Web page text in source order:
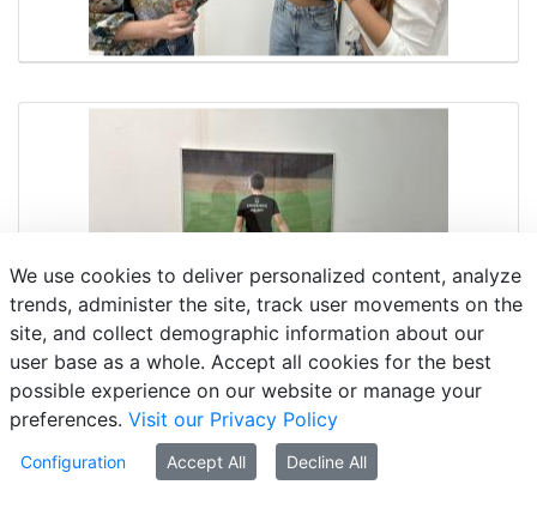
We use cookies to deliver personalized content, analyze
trends, administer the site, track user movements on the
site, and collect demographic information about our
user base as a whole. Accept all cookies for the best
possible experience on our website or manage your
preferences. Visit our Privacy Policy
Configuration Accept All Decline All